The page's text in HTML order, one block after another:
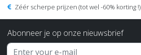
Zéér scherpe prijzen (tot wel -60% korting !)
Abonneer je op onze nieuwsbrief